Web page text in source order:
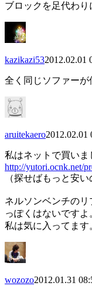
ブロックを足代わり
kazikazi532012.02.01
全く同じソファーが
aruitekaero2012.02.01
私はネットで買いま
http://yutori.ocnk.net/
（探せばもっと安い
ネルソンベンチの
っぽくはないですよ
私は気に入ってます
wozozo2012.01.31